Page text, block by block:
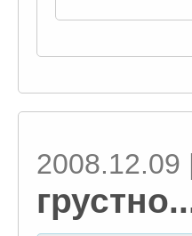
2008.12.09